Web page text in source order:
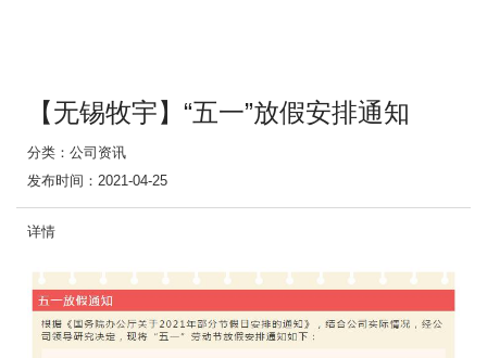
【无锡牧宇】“五一”放假安排通知
分类： 公司资讯
发布时间： 2021-04-25
详情